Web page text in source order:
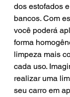
dos estofados
bancos. Com
você poderá
forma
limpeza mais
cada uso.
realizar uma
seu carro em